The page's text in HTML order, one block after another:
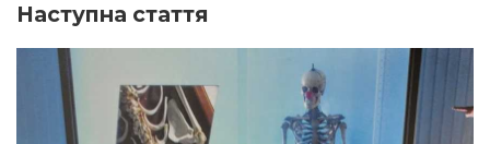
Наступна стаття